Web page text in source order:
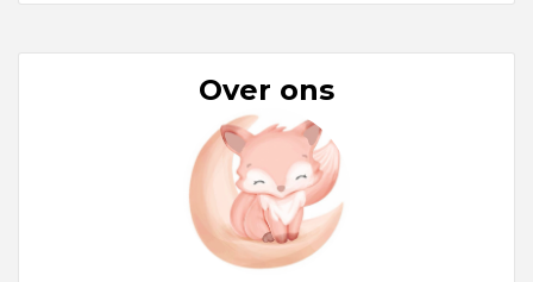
Over ons